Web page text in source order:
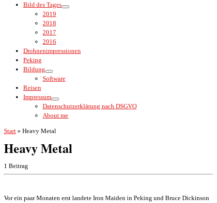
Bild des Tages
2019
2018
2017
2016
Drohnenimpressionen
Peking
Bildung
Software
Reisen
Impressum
Datenschutzerklärung nach DSGVO
About me
Start » Heavy Metal
Heavy Metal
1 Beitrag
Vor ein paar Monaten erst landete Iron Maiden in Peking und Bruce Dickinson